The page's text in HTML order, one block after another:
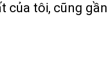
tôi, cũng